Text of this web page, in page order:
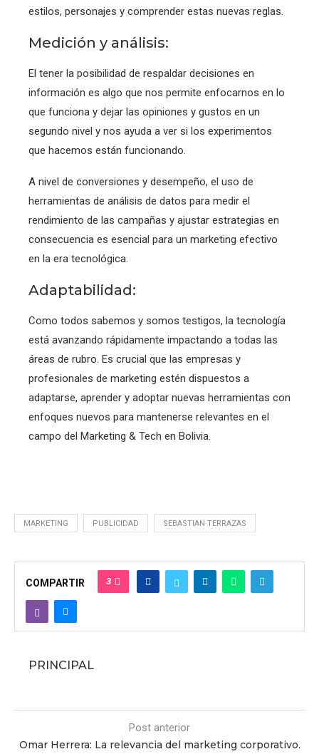
estilos, personajes y comprender estas nuevas reglas.
Medición y análisis:
El tener la posibilidad de respaldar decisiones en
información es algo que nos permite enfocarnos en lo
que funciona y dejar las opiniones y gustos en un
segundo nivel y nos ayuda a ver si los experimentos
que hacemos están funcionando.
A nivel de conversiones y desempeño, el uso de
herramientas de análisis de datos para medir el
rendimiento de las campañas y ajustar estrategias en
consecuencia es esencial para un marketing efectivo
en la era tecnológica.
Adaptabilidad:
Como todos sabemos y somos testigos, la tecnología
está avanzando rápidamente impactando a todas las
áreas de rubro. Es crucial que las empresas y
profesionales de marketing estén dispuestos a
adaptarse, aprender y adoptar nuevas herramientas con
enfoques nuevos para mantenerse relevantes en el
campo del Marketing & Tech en Bolivia.
MARKETING PUBLICIDAD SEBASTIAN TERRAZAS
COMPARTIR 3
PRINCIPAL
Post anterior
Omar Herrera: La relevancia del marketing corporativo.